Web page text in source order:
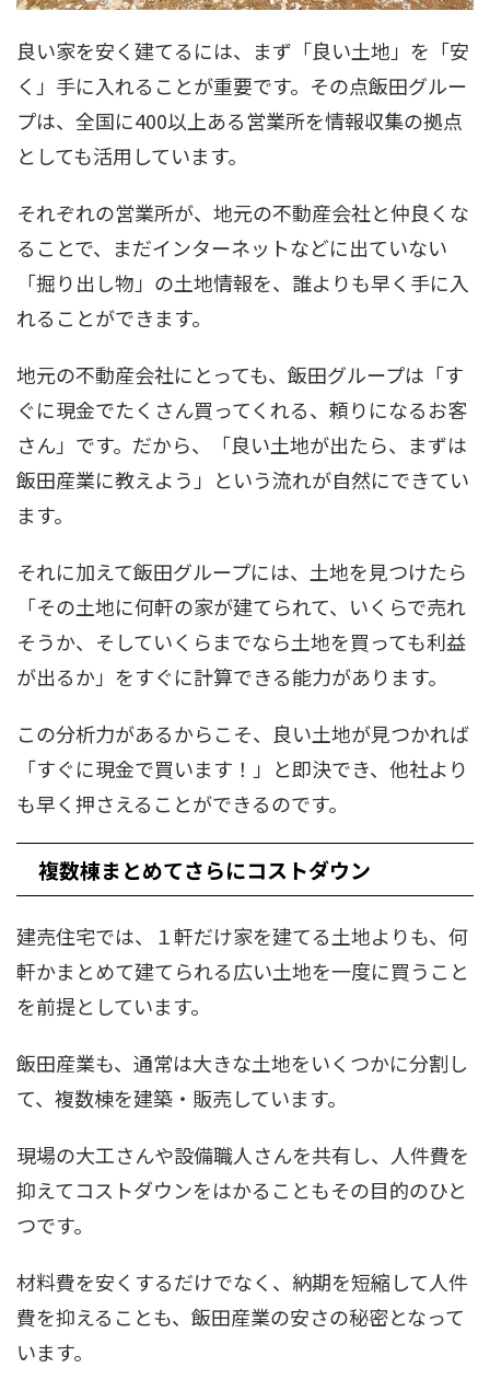
良い家を安く建てるには、まず「良い土地」を「安
く」手に入れることが重要です。その点飯田グルー
プは、全国に400以上ある営業所を情報収集の拠点
としても活用しています。
それぞれの営業所が、地元の不動産会社と仲良くな
ることで、まだインターネットなどに出ていない
「掘り出し物」の土地情報を、誰よりも早く手に入
れることができます。
地元の不動産会社にとっても、飯田グループは「す
ぐに現金でたくさん買ってくれる、頼りになるお客
さん」です。だから、「良い土地が出たら、まずは
飯田産業に教えよう」という流れが自然にできてい
ます。
それに加えて飯田グループには、土地を見つけたら
「その土地に何軒の家が建てられて、いくらで売れ
そうか、そしていくらまでなら土地を買っても利益
が出るか」をすぐに計算できる能力があります。
この分析力があるからこそ、良い土地が見つかれば
「すぐに現金で買います！」と即決でき、他社より
も早く押さえることができるのです。
複数棟まとめてさらにコストダウン
建売住宅では、１軒だけ家を建てる土地よりも、何
軒かまとめて建てられる広い土地を一度に買うこと
を前提としています。
飯田産業も、通常は大きな土地をいくつかに分割し
て、複数棟を建築・販売しています。
現場の大工さんや設備職人さんを共有し、人件費を
抑えてコストダウンをはかることもその目的のひと
つです。
材料費を安くするだけでなく、納期を短縮して人件
費を抑えることも、飯田産業の安さの秘密となって
います。